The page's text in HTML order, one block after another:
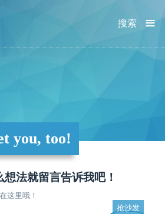
≡
搜索
you, too!
法就留言告诉我吧！
这里哦！
抢沙发